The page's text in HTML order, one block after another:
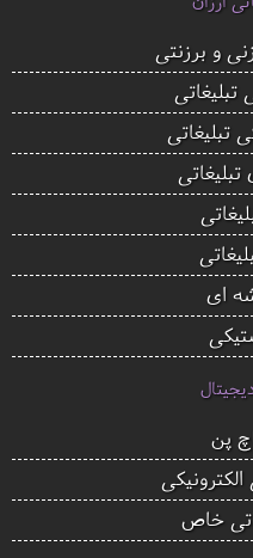
و برزنتی
تبلیغاتی
ای
پن
خاص